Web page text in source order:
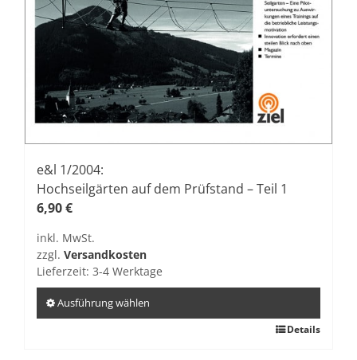
e&l 1/2004:
Hochseilgärten auf dem Prüfstand – Teil 1
6,90€
inkl. MwSt.
zzgl. Versandkosten
Lieferzeit: 3-4 Werktage
Ausführung wählen
Details